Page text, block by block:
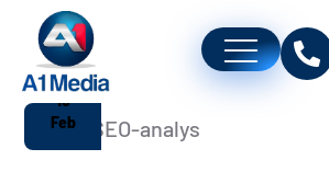
15
Feb